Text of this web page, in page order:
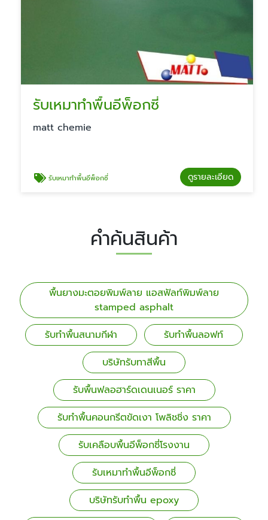
รับเหมาทำพื้นอีพ็อกซี่
matt chemie
รับเหมาทำพื้นอีพ็อกซี่ ดูรายละเอียด
คำค้นสินค้า
พื้นยางมะตอยพิมพ์ลาย แอสฟัลท์พิมพ์ลาย
stamped asphalt
รับทำพื้นสนามกีฬา
รับทำพื้นลอฟท์
บริษัทรับทาสีพื้น
รับพื้นฟลอฮาร์ดเดนเนอร์ ราคา
รับทำพื้นคอนกรีตขัดเงา โพลิชชิ่ง ราคา
รับเคลือบพื้นอีพ็อกซี่โรงงาน
รับเหมาทำพื้นอีพ็อกซี่
บริษัทรับทำพื้น epoxy